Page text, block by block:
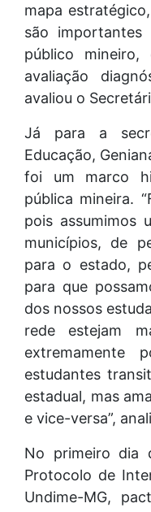
mapa
são
público
avaliação
avaliou o
Já para a
Educação,
foi um marco
pública mineira.
pois assumimos
municípios, de
para o estado,
para que
dos nossos
rede estejam
extremamente
estudantes
estadual, mas
e vice-versa”,
No primeiro dia
Protocolo de
Undime-MG,